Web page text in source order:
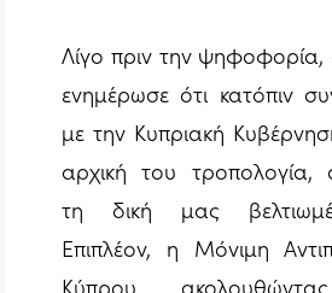
Λίγο πριν την
ενημέρωσε ότι κατόπιν
με την Κυπριακή
αρχική του τροπολογία,
τη δική μας
Επιπλέον, η Μόνιμη
Κύπρου